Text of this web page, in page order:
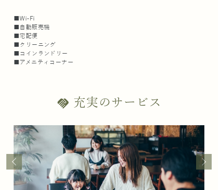
■Wi-Fi
■自動販売機
■宅配便
■クリーニング
■コインランドリー
■アメニティコーナー
handshake 充実のサービス